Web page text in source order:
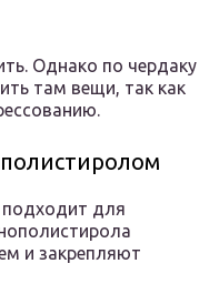
Однако по чердаку
там вещи, так как
подходит для
и закрепляют